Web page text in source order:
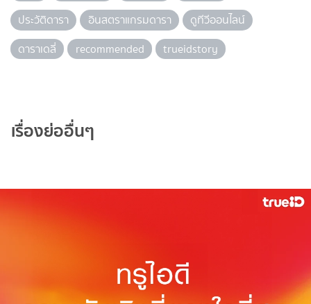
ประวัติดารา
อินสตราแกรมดารา
ดูทีวีออนไลน์
ดาราเดลี่
recommended trueidstory
เรื่องย่ออื่นๆ